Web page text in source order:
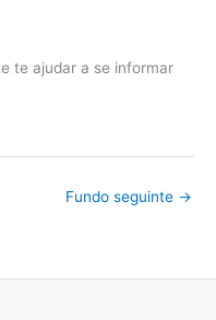
te ajudar a se informar
Fundo seguinte →